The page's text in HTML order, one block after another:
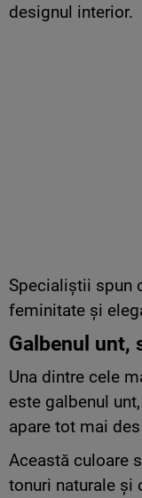
designul interior.
Specialiștii spun
feminitate și
Galbenul unt,
Una dintre cele
este galbenul
apare tot mai
Această culoare
tonuri naturale și